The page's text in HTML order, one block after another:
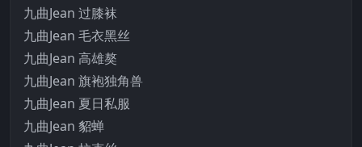
九曲Jean 过膝袜
九曲Jean 毛衣黑丝
九曲Jean 高雄獒
九曲Jean 旗袍独角兽
九曲Jean 夏日私服
九曲Jean 貂蝉